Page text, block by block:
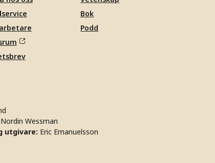
Bok
Podd
Wessman
utgivare: Eric Emanuelsson